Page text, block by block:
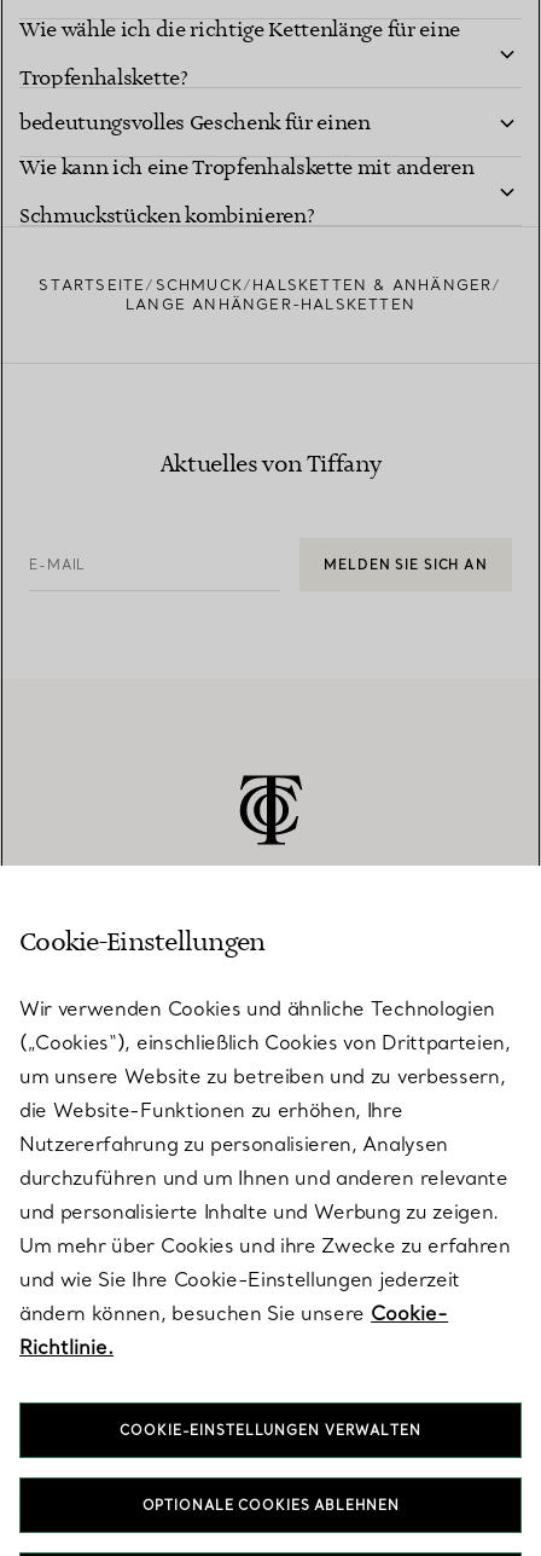
Wie wähle ich die richtige Kettenlänge für eine
Tropfenhalskette?
Ist eine Tiffany Tropfenhalskette ein
bedeutungsvolles Geschenk für einen
besonderen Meilenstein?
Wie kann ich eine Tropfenhalskette mit anderen
Schmuckstücken kombinieren?
STARTSEITE SCHMUCK
HALSKETTEN & ANHÄNGER
LANGE ANHÄNGER-HALSKETTEN
Aktuelles von Tiffany
E-MAIL MELDEN SIE SICH AN
KUNDENSERVICE
SERVICES
ÜBER TIFFANY & CO.
RECHTLICHE HINWEISE
FOLGEN SIE UNS
T&Co. 2026
Cookie-Einstellungen
Wir verwenden Cookies und ähnliche Technologien
(„Cookies“), einschließlich Cookies von Drittparteien,
um unsere Website zu betreiben und zu verbessern,
die Website-Funktionen zu erhöhen, Ihre
Nutzererfahrung zu personalisieren, Analysen
durchzuführen und um Ihnen und anderen relevante
und personalisierte Inhalte und Werbung zu zeigen.
Um mehr über Cookies und ihre Zwecke zu erfahren
und wie Sie Ihre Cookie-Einstellungen jederzeit
ändern können, besuchen Sie unsere Cookie-
Richtlinie.
COOKIE-EINSTELLUNGEN VERWALTEN
OPTIONALE COOKIES ABLEHNEN